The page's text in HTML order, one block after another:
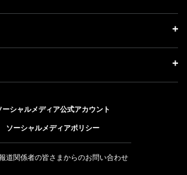
AI for Society」
て
トップ
重要課題）
ーシャルメディア公式アカウント
ソーシャルメディアポリシー
道関係者の皆さまからのお問い合わせ